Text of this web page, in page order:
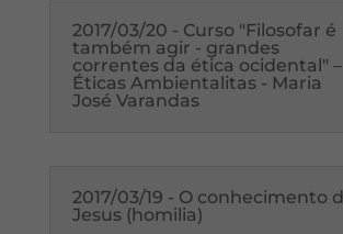
2017/03/20 - Curso "Filosofar é
também agir - grandes
correntes da ética ocidental" –
Éticas Ambientalitas - Maria
José Varandas
2017/03/19 - O conhecimento
Jesus (homilia)